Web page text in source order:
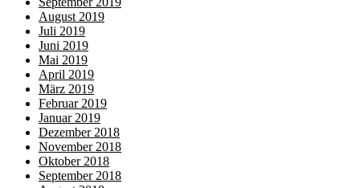
August 2019
Juli 2019
Juni 2019
Mai 2019
April 2019
März 2019
Februar 2019
Januar 2019
Dezember 2018
November 2018
Oktober 2018
September 2018